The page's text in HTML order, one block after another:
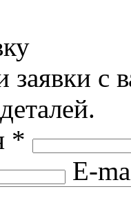
заявки с
*
E-